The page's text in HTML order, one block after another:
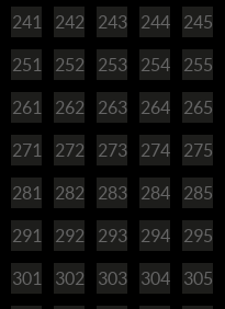
241 242 243 244 245
251 252 253 254 255
261 262 263 264 265
271 272 273 274 275
281 282 283 284 285
291 292 293 294 295
301 302 303 304 305